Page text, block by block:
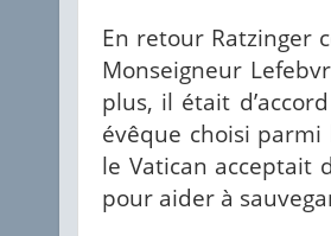
En retour Ratzinger
Monseigneur
plus, il était
évêque choisi
le Vatican acceptait
pour aider à